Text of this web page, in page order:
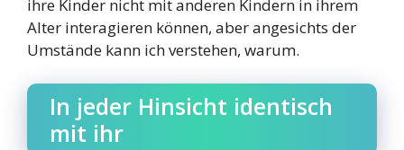
ihre Kinder nicht mit anderen Kindern in ihrem
Alter interagieren können, aber angesichts der
Umstände kann ich verstehen, warum.
In jeder Hinsicht identisch
mit ihr